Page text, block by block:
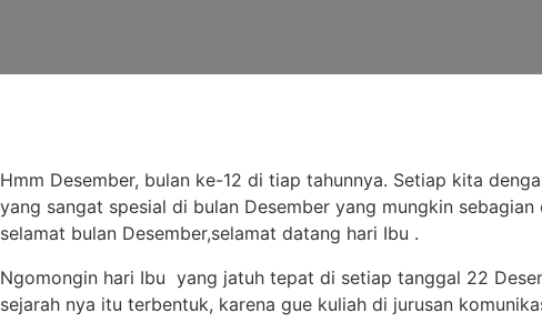
Hmm Desember, bulan ke-12 di tiap tahunnya. Setiap kita
yang sangat spesial di bulan Desember yang mungkin
selamat bulan Desember,selamat datang hari Ibu .
Ngomongin hari Ibu yang jatuh tepat di setiap tanggal 22
sejarah nya itu terbentuk, karena gue kuliah di jurusan